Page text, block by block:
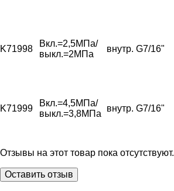
K71998
Вкл.=2,5МПа/
выкл.=2МПа
внутр. G7/16"
K71999
Вкл.=4,5МПа/
выкл.=3,8МПа
внутр. G7/16"
Отзывы на этот товар пока отсутствуют.
Оставить отзыв